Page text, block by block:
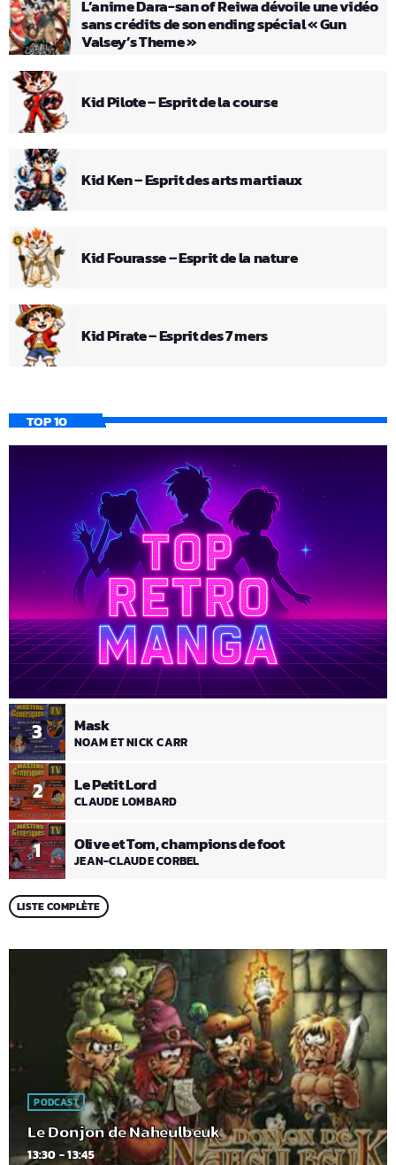
L’anime Dara-san of Reiwa dévoile une vidéo
sans crédits de son ending spécial « Gun
Valsey’s Theme »
Kid Pilote – Esprit de la course
Kid Ken – Esprit des arts martiaux
Kid Fourasse – Esprit de la nature
Kid Pirate – Esprit des 7 mers
TOP 10
1 Olive et Tom, champions de foot
JEAN-CLAUDE CORBEL
2 Le Petit Lord
CLAUDE LOMBARD
3 Mask
NOAM ET NICK CARR
LISTE COMPLÈTE
PODCAST
Le Donjon de Naheulbeuk
13:30 - 13:45